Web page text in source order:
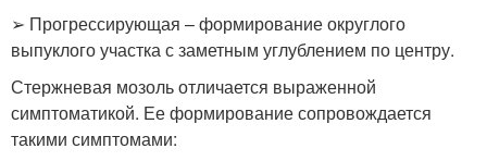
➢ Прогрессирующая – формирование округлого
выпуклого участка с заметным углублением по центру.
Стержневая мозоль отличается выраженной
симптоматикой. Ее формирование сопровождается
такими симптомами: